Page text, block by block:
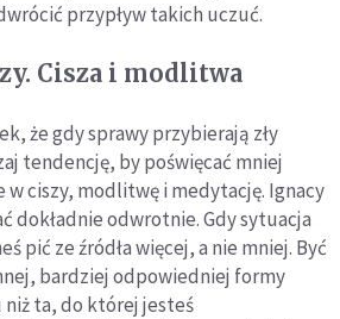
przypływ takich uczuć.
Cisza i modlitwa
że gdy sprawy przybierają zły
tendencję, by poświęcać mniej
w ciszy, modlitwę i medytację. Ignacy
dokładnie odwrotnie. Gdy sytuacja
pić ze źródła więcej, a nie mniej. Być
bardziej odpowiedniej formy
ta, do której jesteś